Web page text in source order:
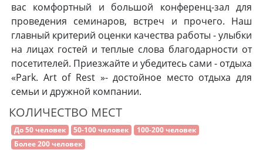
вас комфортный и большой конференц-зал для
проведения семинаров, встреч и прочего. Наш
главный критерий оценки качества работы - улыбки
на лицах гостей и теплые слова благодарности от
посетителей. Приезжайте и убедитесь сами - отдыха
«Park. Art of Rest »- достойное место отдыха для
семьи и дружной компании.
КОЛИЧЕСТВО МЕСТ
До 50 человек 50-100 человек
100-200 человек
Более 200 человек